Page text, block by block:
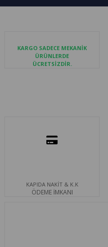
KARGO SADECE MEKANİK
ÜRÜNLERDE
ÜCRETSİZDİR.
KAPIDA NAKİT & K.K
ÖDEME İMKANI